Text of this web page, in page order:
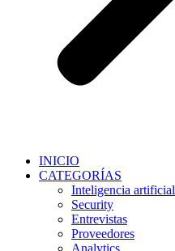
INICIO
CATEGORÍAS
Inteligencia artificial
Security
Entrevistas
Proveedores
Analytics